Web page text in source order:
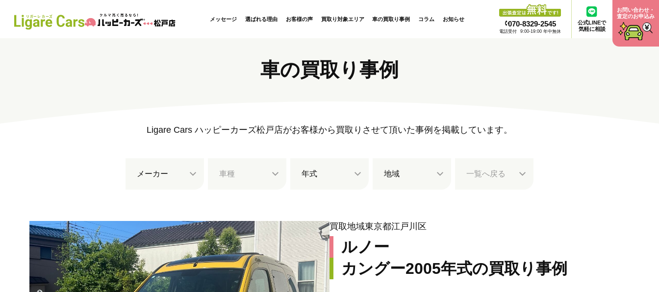
メッセージ 選ばれる理由 お客様の声 買取り対象エリア 車の買取り事例 コラム お知らせ
070-8329-2545
電話受付 9:00-19:00 年中無休
公式LINEで
気軽に相談
お問い合わせ・
査定のお申込み
車の買取り事例
Ligare Cars ハッピーカーズ松戸店がお客様から買取りさせて頂いた事例を掲載しています。
メーカー 車種 年式 地域 一覧へ戻る
買取地域東京都江戸川区
ルノー
カングー2005年式の買取り事例